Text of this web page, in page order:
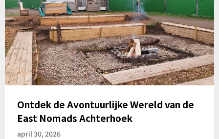
Ontdek de Avontuurlijke Wereld van de
East Nomads Achterhoek
april 30, 2026